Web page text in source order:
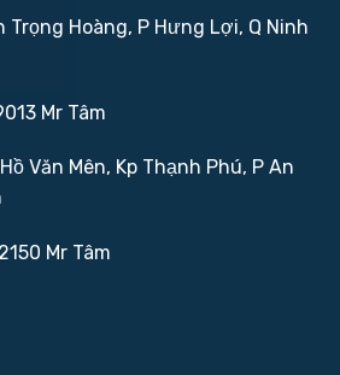
Trọng Hoàng, P Hưng Lợi, Q Ninh
Mr Tâm
Văn Mên, Kp Thạnh Phú, P An
Mr Tâm